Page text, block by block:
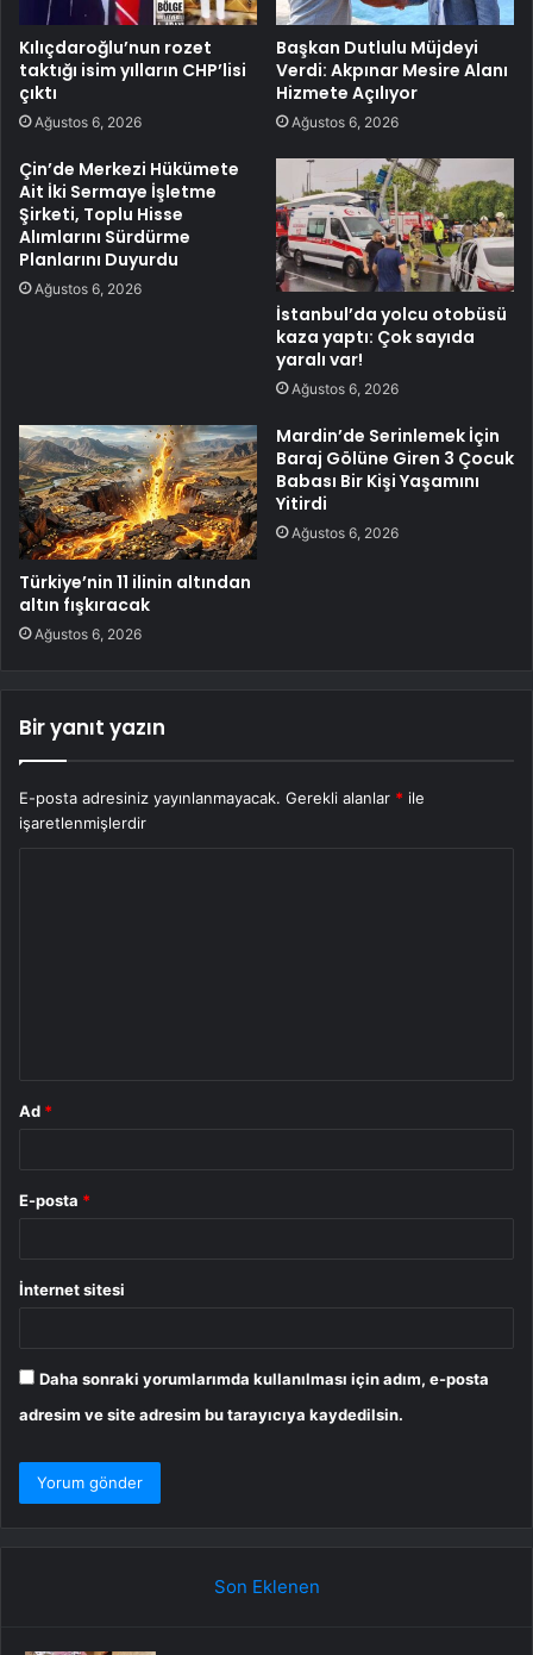
Kılıçdaroğlu’nun rozet
taktığı isim yılların CHP’lisi
çıktı
Ağustos 6, 2026
Başkan Dutlulu Müjdeyi
Verdi: Akpınar Mesire Alanı
Hizmete Açılıyor
Ağustos 6, 2026
Çin’de Merkezi Hükümete
Ait İki Sermaye İşletme
Şirketi, Toplu Hisse
Alımlarını Sürdürme
Planlarını Duyurdu
Ağustos 6, 2026
İstanbul’da yolcu otobüsü
kaza yaptı: Çok sayıda
yaralı var!
Ağustos 6, 2026
Türkiye’nin 11 ilinin altından
altın fışkıracak
Ağustos 6, 2026
Mardin’de Serinlemek İçin
Baraj Gölüne Giren 3 Çocuk
Babası Bir Kişi Yaşamını
Yitirdi
Ağustos 6, 2026
Bir yanıt yazın
E-posta adresiniz yayınlanmayacak. Gerekli alanlar * ile
işaretlenmişlerdir
Ad *
E-posta *
İnternet sitesi
Daha sonraki yorumlarımda kullanılması için adım, e-posta
adresim ve site adresim bu tarayıcıya kaydedilsin.
Son Eklenen